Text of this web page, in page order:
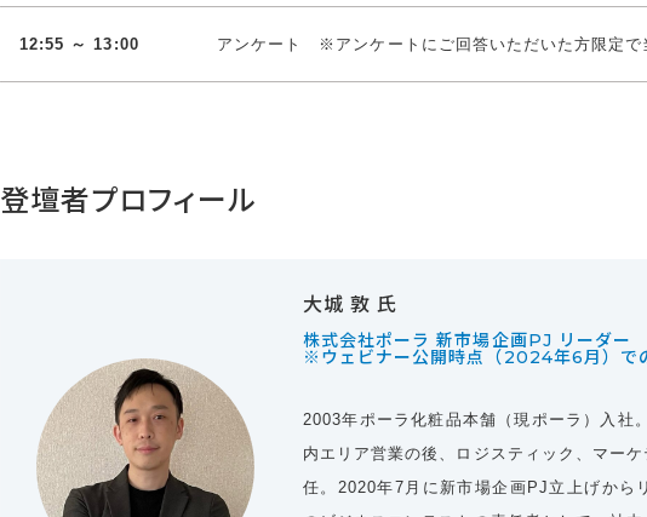
12:55 ～ 13:00 アンケート ※アンケートにご回答いただいた方限定で
登壇者プロフィール
大城 敦 氏
株式会社ポーラ 新市場企画PJ リーダー
※ウェビナー公開時点（2024年6月）で
2003年ポーラ化粧品本舗（現ポーラ）入社
内エリア営業の後、ロジスティック、マー
任。2020年7月に新市場企画PJ立上げから